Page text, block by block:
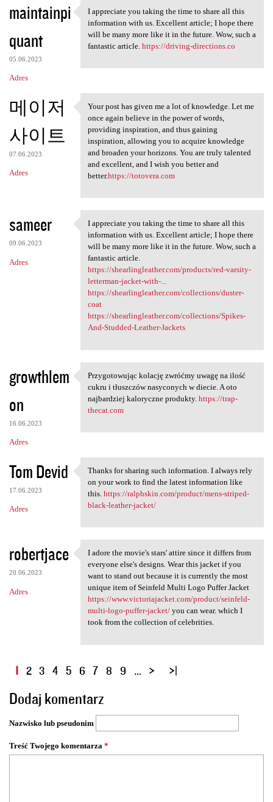
maintainpi
quant
05.06.2023
Adres
I appreciate you taking the
I appreciate you taking the time to share all this
information with us. Excellent article; I hope there
will be many more like it in the future. Wow, such a
fantastic article. https://driving-directions.co
메이저
사이트
07.06.2023
Adres
Your post has given me a lot
Your post has given me a lot of knowledge. Let me
once again believe in the power of words,
providing inspiration, and thus gaining
inspiration, allowing you to acquire knowledge
and broaden your horizons. You are truly talented
and excellent, and I wish you better and
better.https://totovera.com
sameer
09.06.2023
Adres
I appreciate you taking the
I appreciate you taking the time to share all this
information with us. Excellent article; I hope there
will be many more like it in the future. Wow, such a
fantastic article.
https://shearlingleather.com/products/red-varsity-
letterman-jacket-with-...
https://shearlingleather.com/collections/duster-
coat
https://shearlingleather.com/collections/Spikes-
And-Studded-Leather-Jackets
growthlem
on
16.06.2023
Adres
Przygotowując kolację zwróćmy
Przygotowując kolację zwróćmy uwagę na ilość
cukru i tłuszczów nasyconych w diecie. A oto
najbardziej kaloryczne produkty. https://trap-
thecat.com
Tom Devid
17.06.2023
Adres
Thanks for sharing such
Thanks for sharing such information. I always rely
on your work to find the latest information like
this. https://ralphskin.com/product/mens-striped-
black-leather-jacket/
robertjace
20.06.2023
Adres
I adore the movie's stars'
I adore the movie's stars' attire since it differs from
everyone else's designs. Wear this jacket if you
want to stand out because it is currently the most
unique item of Seinfeld Multi Logo Puffer Jacket
https://www.victoriajacket.com/product/seinfeld-
multi-logo-puffer-jacket/you can wear. which I
took from the collection of celebrities.
S
r
o
n
y
1 2 3 4 5 6 7 8 9 …
Dodaj komentarz
Nazwisko lub pseudonim
Treść Twojego komentarza *